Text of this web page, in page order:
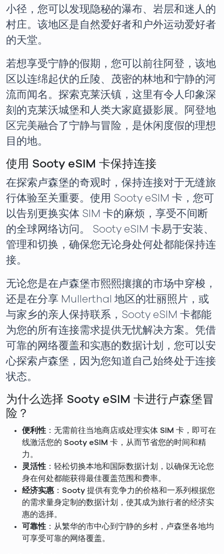
小径，您可以发现隐秘的瀑布、岩层和迷人的
村庄。该地区是自然爱好者和户外运动爱好者
的天堂。
若想享受宁静的假期，您可以前往阿登，该地
区以连绵起伏的丘陵、茂密的林地和宁静的河
流而闻名。探索克莱沃镇，这里有令人印象深
刻的克莱沃城堡和人类大家庭摄影展。阿登地
区完美融合了宁静与冒险，是休闲度假的理想
目的地。
使用 Sooty eSIM 卡保持连接
在探索卢森堡的奇观时，保持连接对于无缝旅
行体验至关重要。使用 Sooty eSIM 卡，您可
以告别更换实体 SIM 卡的麻烦，享受不间断
的全球网络访问。 Sooty eSIM 卡易于安装、
管理和切换，确保您无论身处何处都能保持连
接。
无论您是在卢森堡市熙熙攘攘的市场中穿梭，
还是在分享 Mullerthal 地区的壮丽照片，或
与家乡的亲人保持联系，Sooty eSIM 卡都能
为您的所有连接需求提供无忧解决方案。凭借
可靠的网络覆盖和实惠的数据计划，您可以安
心探索卢森堡，因为您知道自己始终处于连接
状态。
为什么选择 Sooty eSIM 卡进行卢森堡冒
险？
便利性 ：无需前往当地商店或处理实体 SIM 卡，即可在
线激活您的 Sooty eSIM 卡，从而节省您的时间和精
力。
灵活性 ：轻松切换本地和国际数据计划，以确保无论您
身在何处都能获得最佳覆盖范围和费率。
经济实惠 ：Sooty 提供有竞争力的价格和一系列根据您
的需求量身定制的数据计划，使其成为旅行者的经济实
惠的选择。
可靠性 ：从繁华的市中心到宁静的乡村，卢森堡各地均
可享受可靠的网络覆盖。